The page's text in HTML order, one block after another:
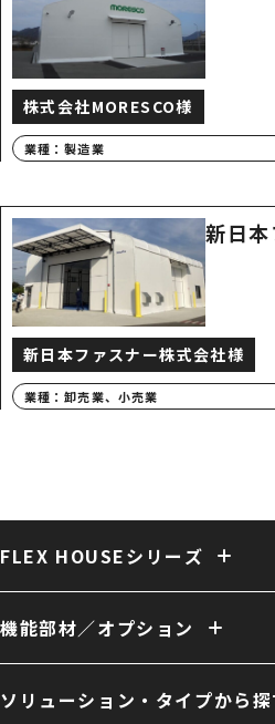
株式会社MORESCO様
業種：製造業
新日
新日本ファスナー株式会社様
業種：卸売業、小売業
FLEX HOUSEシリーズ
固定式テント倉庫 大型固定式テント
保冷・保温テント倉庫
多用途 膜構造
機能部材／オプション
開口／出入口 庇／側面開口 雨樋
換気
ファン 照明 室内床 クレ
ソリューション・タイプから探